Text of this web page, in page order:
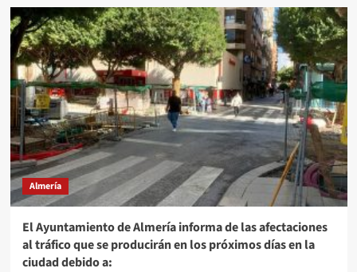
La
alcaldesa
traslada
el
“compromiso
municipal
de
seguir
mejorando
un
servicio
vital”
como
los
Almería
El Ayuntamiento de Almería informa de las afectaciones
al tráfico que se producirán en los próximos días en la
ciudad debido a: